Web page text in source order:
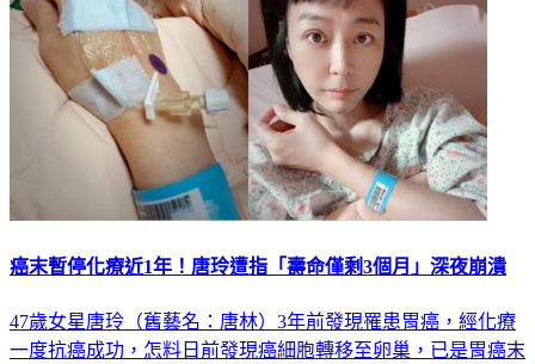
癌末暫停化療近1年！唐玲遭指「壽命僅剩3個月」深夜崩潰
47歲女星唐玲（舊藝名：唐林）3年前發現罹患胃癌，經化療
一度抗癌成功，怎料日前發現癌細胞轉移至卵巢，已是胃癌末